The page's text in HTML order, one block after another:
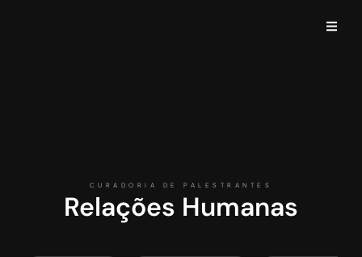
CURADORIA DE PALESTRANTES
Relações Humanas